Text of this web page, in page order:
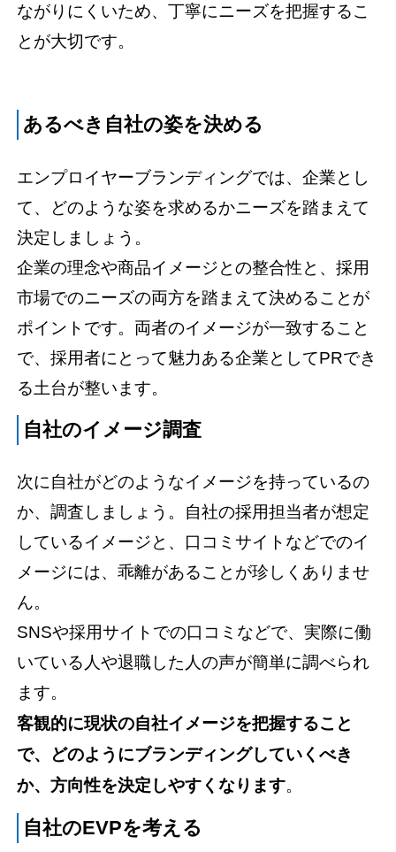
ながりにくいため、丁寧にニーズを把握するこ
とが大切です。
あるべき自社の姿を決める
エンプロイヤーブランディングでは、企業とし
て、どのような姿を求めるかニーズを踏まえて
決定しましょう。
企業の理念や商品イメージとの整合性と、採用
市場でのニーズの両方を踏まえて決めることが
ポイントです。両者のイメージが一致すること
で、採用者にとって魅力ある企業としてPRでき
る土台が整います。
自社のイメージ調査
次に自社がどのようなイメージを持っているの
か、調査しましょう。自社の採用担当者が想定
しているイメージと、口コミサイトなどでのイ
メージには、乖離があることが珍しくありませ
ん。
SNSや採用サイトでの口コミなどで、実際に働
いている人や退職した人の声が簡単に調べられ
ます。
客観的に現状の自社イメージを把握すること
で、どのようにブランディングしていくべき
か、方向性を決定しやすくなります。
自社のEVPを考える